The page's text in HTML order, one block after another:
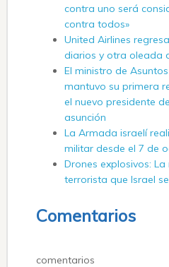
contra uno será
contra todos»
United Airlines
diarios y otra oleada
El ministro de
mantuvo su primera
el nuevo presidente
asunción
La Armada israelí
militar desde el 7 de
Drones explosivos:
terrorista que Israel
Comentarios
comentarios